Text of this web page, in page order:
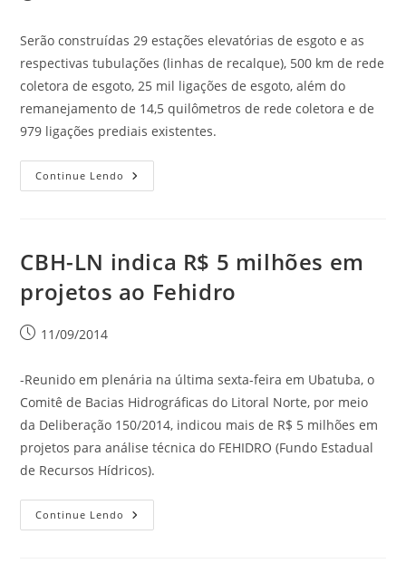
Serão construídas 29 estações elevatórias de esgoto e as
respectivas tubulações (linhas de recalque), 500 km de rede
coletora de esgoto, 25 mil ligações de esgoto, além do
remanejamento de 14,5 quilômetros de rede coletora e de
979 ligações prediais existentes.
Continue Lendo
CBH-LN indica R$ 5 milhões em
projetos ao Fehidro
11/09/2014
-Reunido em plenária na última sexta-feira em Ubatuba, o
Comitê de Bacias Hidrográficas do Litoral Norte, por meio
da Deliberação 150/2014, indicou mais de R$ 5 milhões em
projetos para análise técnica do FEHIDRO (Fundo Estadual
de Recursos Hídricos).
Continue Lendo